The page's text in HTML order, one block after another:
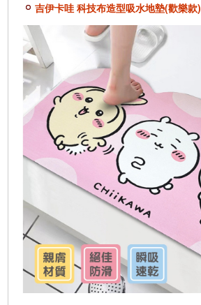
吉伊卡哇 科技布造型吸水地墊(歡樂款)